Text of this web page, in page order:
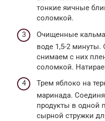
тонкие яичные
соломкой.
Очищенные
воде 1,5-2
снимаем с них
соломкой.
Трем яблоко на
маринада.
продукты в одной
сырной стружки